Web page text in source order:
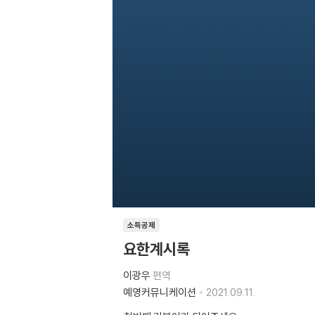
소득공제
요한계시록
이광우 편역
예영커뮤니케이션
2021.09.11.